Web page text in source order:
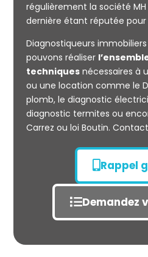
Mesurage
CARREZ
régulièrement la société
dernière étant réputée
Diagnostiqueurs
pouvons réaliser
techniquesnécessaires à
ou une location comme le
plomb, le diagnostic
diagnostic termites ou
Carrez ou loi Boutin.
Rappel
Demandez